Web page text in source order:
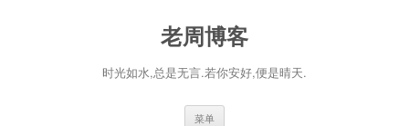
老周博客
时光如水,总是无言.若你安好,便是晴天.
菜单